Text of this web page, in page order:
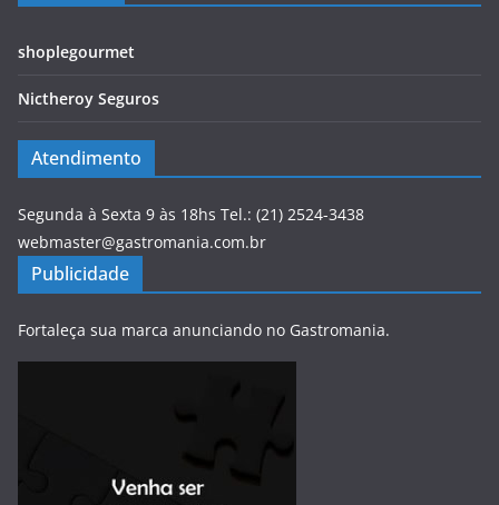
shoplegourmet
Nictheroy Seguros
Atendimento
Segunda à Sexta 9 às 18hs Tel.: (21) 2524-3438
webmaster@gastromania.com.br
Publicidade
Fortaleça sua marca anunciando no Gastromania.